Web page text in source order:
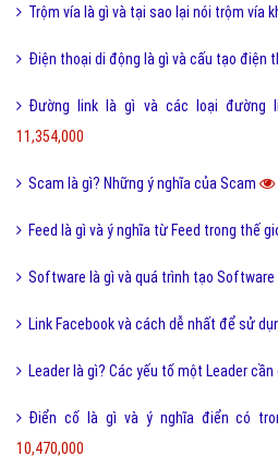
Trộm vía là gì và tại sao lại nói trộm vía
Điện thoại di động là gì và cấu tạo điện
Đường link là gì và các loại đường
11,354,000
Scam là gì? Những ý nghĩa của Scam
Feed là gì và ý nghĩa từ Feed trong thế
Software là gì và quá trình tạo Software
Link Facebook và cách dễ nhất để sử
Leader là gì? Các yếu tố một Leader cần
Điển cố là gì và ý nghĩa điển có
10,470,000